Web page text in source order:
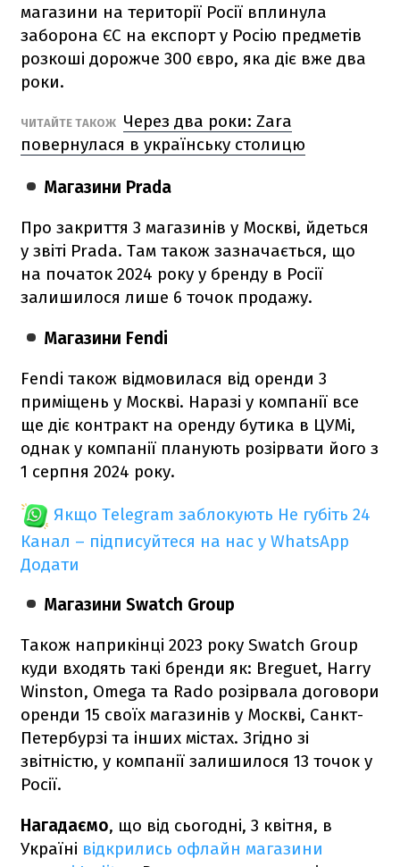
магазини на території Росії вплинула
заборона ЄС на експорт у Росію предметів
розкоші дорожче 300 євро, яка діє вже два
роки.
ЧИТАЙТЕ ТАКОЖ Через два роки: Zara
повернулася в українську столицю
Магазини Prada
Про закриття 3 магазинів у Москві, йдеться
у звіті Prada. Там також зазначається, що
на початок 2024 року у бренду в Росії
залишилося лише 6 точок продажу.
Магазини Fendi
Fendi також відмовилася від оренди 3
приміщень у Москві. Наразі у компанії все
ще діє контракт на оренду бутика в ЦУМі,
однак у компанії планують розірвати його з
1 серпня 2024 року.
Якщо Telegram заблокують Не губіть 24
Канал – підписуйтеся на нас у WhatsApp
Додати
Магазини Swatch Group
Також наприкінці 2023 року Swatch Group
куди входять такі бренди як: Breguet, Harry
Winston, Omega та Rado розірвала договори
оренди 15 своїх магазинів у Москві, Санкт-
Петербурзі та інших містах. Згідно зі
звітністю, у компанії залишилося 13 точок у
Росії.
Нагадаємо, що від сьогодні, 3 квітня, в
Україні відкрились офлайн магазини